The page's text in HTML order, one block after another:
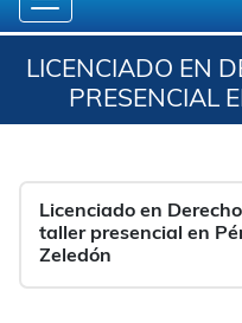
LICENCIADO EN
PRESENCIAL
Licenciado en
taller presencial en
Zeledón